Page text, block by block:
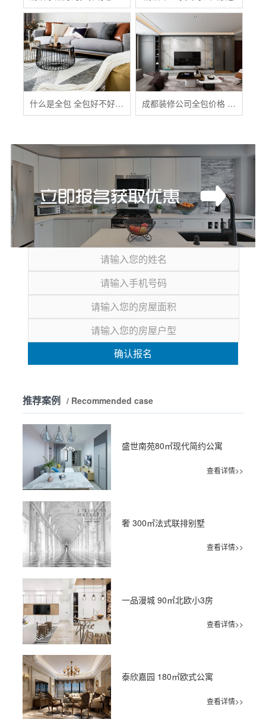
什么是全包 全包好不好 全包装修注意事项有哪些 成都装修公司全包价格 成都全包装修多少钱一平
确认报名
推荐案例 / Recommended case
盛世南苑80㎡现代简约公寓
查看详情>>
奢 300㎡法式联排别墅
查看详情>>
一品漫城 90㎡北欧小3房
查看详情>>
泰欣嘉园 180㎡欧式公寓
查看详情>>